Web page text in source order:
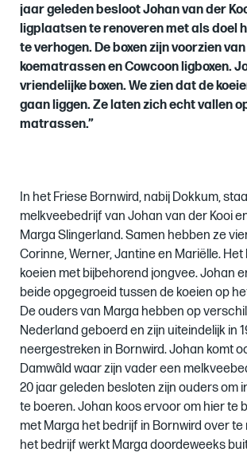
jaar geleden besloot Johan van der
ligplaatsen te renoveren met als doel
te verhogen. De boxen zijn voorzien
koematrassen en Cowcoon ligboxen.
vriendelijke boxen. We zien dat de
gaan liggen. Ze laten zich echt vallen
matrassen.”
In het Friese Bornwird, nabij Dokkum,
melkveebedrijf van Johan van der Kooi
Marga Slingerland. Samen hebben ze
Corinne, Werner, Jantine en Mariëlle. Het
koeien met bijbehorend jongvee. Johan
beide opgegroeid tussen de koeien op
De ouders van Marga hebben op
Nederland geboerd en zijn uiteindelijk in
neergestreken in Bornwird. Johan komt
Damwâld waar zijn vader een
20 jaar geleden besloten zijn ouders om
te boeren. Johan koos ervoor om hier te
met Marga het bedrijf in Bornwird over te
het bedrijf werkt Marga doordeweeks